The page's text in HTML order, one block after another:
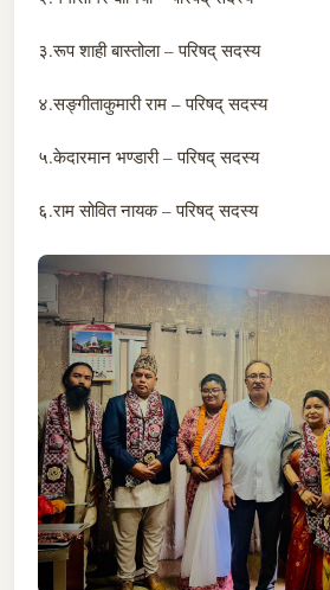
३.रूप शाही बास्तोला – परिषद् सदस्य
४.सङ्गीताकुमारी राम – परिषद् सदस्य
५.केदारमान भण्डारी – परिषद् सदस्य
६.राम सोवित नायक – परिषद् सदस्य